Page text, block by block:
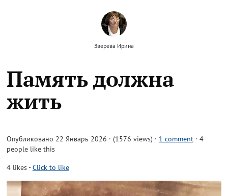
Зверева Ирина
Память должна
жить
Опубликовано 22 Январь 2026 · (1576 views) · 1 comment · 4
people like this
4likes-Click to like